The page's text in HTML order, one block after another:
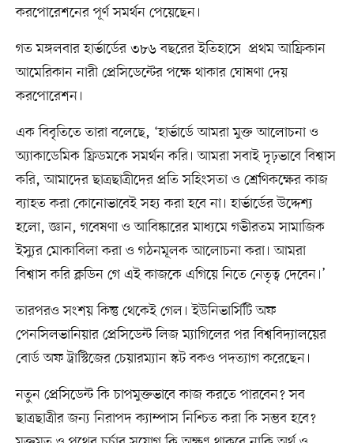
করপোরেশনের পূর্ণ সমর্থন পেয়েছেন।
গত মঙ্গলবার হার্ভার্ডের ৩৮৬ বছরের ইতিহাসে প্রথম আফ্রিকান
আমেরিকান নারী প্রেসিডেন্টের পক্ষে থাকার ঘোষণা দেয়
করপোরেশন।
এক বিবৃতিতে তারা বলেছে, ‘হার্ভার্ডে আমরা মুক্ত আলোচনা ও
অ্যাকাডেমিক ফ্রিডমকে সমর্থন করি। আমরা সবাই দৃঢ়ভাবে বিশ্বাস
করি, আমাদের ছাত্রছাত্রীদের প্রতি সহিংসতা ও শ্রেণিকক্ষের কাজ
ব্যাহত করা কোনোভাবেই সহ্য করা হবে না। হার্ভার্ডের উদ্দেশ্য
হলো, জ্ঞান, গবেষণা ও আবিষ্কারের মাধ্যমে গভীরতম সামাজিক
ইস্যুর মোকাবিলা করা ও গঠনমূলক আলোচনা করা। আমরা
বিশ্বাস করি ক্লডিন গে এই কাজকে এগিয়ে নিতে নেতৃত্ব দেবেন।’
তারপরও সংশয় কিন্তু থেকেই গেল। ইউনিভার্সিটি অফ
পেনসিলভানিয়ার প্রেসিডেন্ট লিজ ম্যাগিলের পর বিশ্ববিদ্যালয়ের
বোর্ড অফ ট্রাস্টিজের চেয়ারম্যান স্কট বকও পদত্যাগ করেছেন।
নতুন প্রেসিডেন্ট কি চাপমুক্তভাবে কাজ করতে পারবেন? সব
ছাত্রছাত্রীর জন্য নিরাপদ ক্যাম্পাস নিশ্চিত করা কি সম্ভব হবে?